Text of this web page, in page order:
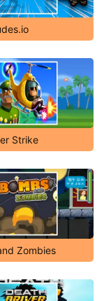
Strike
Zombies